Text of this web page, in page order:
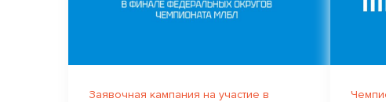
Заявочная кампания на участие в